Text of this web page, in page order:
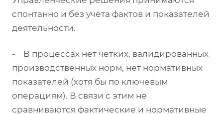
спонтанно и без учёта фактов и показателей
деятельности.
- В процессах нет четких, валидированных
производственных норм, нет нормативных
показателей (хотя бы по ключевым
операциям). В связи с этим не
сравниваются фактические и нормативные